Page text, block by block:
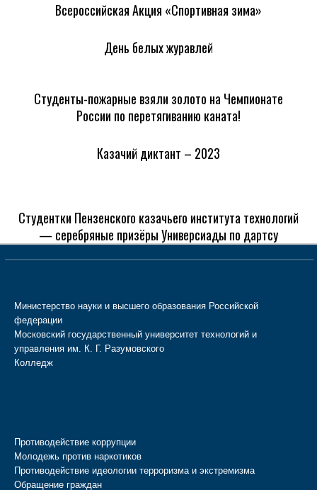
Всероссийская Акция «Спортивная зима»
День белых журавлей
Студенты-пожарные взяли золото на Чемпионате
России по перетягиванию каната!
Казачий диктант – 2023
Студентки Пензенского казачьего института технологий
— серебряные призёры Универсиады по дартсу
Министерство науки и высшего образования Российской
федерации
Московский государственный университет технологий и
управления им. К. Г. Разумовского
Колледж
Противодействие коррупции
Молодежь против наркотиков
Противодействие идеологии терроризма и экстремизма
Обращение граждан